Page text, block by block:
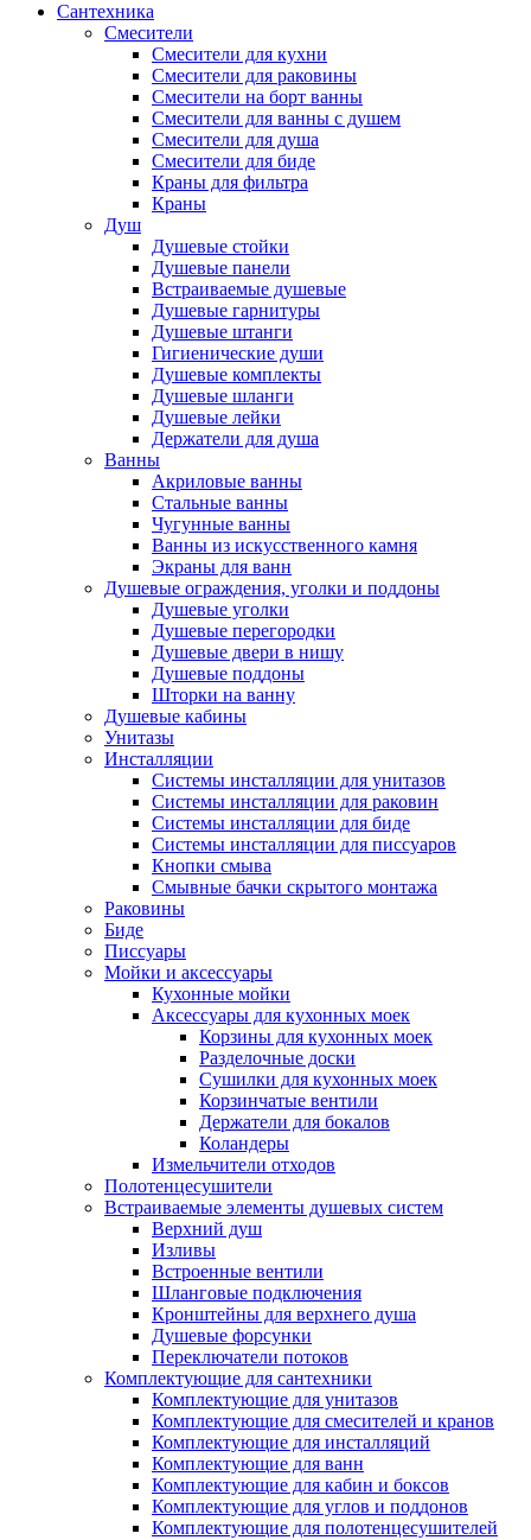
Сантехника
Смесители
Смесители для кухни
Смесители для раковины
Смесители на борт ванны
Смесители для ванны с душем
Смесители для душа
Смесители для биде
Краны для фильтра
Краны
Душ
Душевые стойки
Душевые панели
Встраиваемые душевые
Душевые гарнитуры
Душевые штанги
Гигиенические души
Душевые комплекты
Душевые шланги
Душевые лейки
Держатели для душа
Ванны
Акриловые ванны
Стальные ванны
Чугунные ванны
Ванны из искусственного камня
Экраны для ванн
Душевые ограждения, уголки и поддоны
Душевые уголки
Душевые перегородки
Душевые двери в нишу
Душевые поддоны
Шторки на ванну
Душевые кабины
Унитазы
Инсталляции
Системы инсталляции для унитазов
Системы инсталляции для раковин
Системы инсталляции для биде
Системы инсталляции для писсуаров
Кнопки смыва
Смывные бачки скрытого монтажа
Раковины
Биде
Писсуары
Мойки и аксессуары
Кухонные мойки
Аксессуары для кухонных моек
Корзины для кухонных моек
Разделочные доски
Сушилки для кухонных моек
Корзинчатые вентили
Держатели для бокалов
Коландеры
Измельчители отходов
Полотенцесушители
Встраиваемые элементы душевых систем
Верхний душ
Изливы
Встроенные вентили
Шланговые подключения
Кронштейны для верхнего душа
Душевые форсунки
Переключатели потоков
Комплектующие для сантехники
Комплектующие для унитазов
Комплектующие для смесителей и кранов
Комплектующие для инсталляций
Комплектующие для ванн
Комплектующие для кабин и боксов
Комплектующие для углов и поддонов
Комплектующие для полотенцесушителей